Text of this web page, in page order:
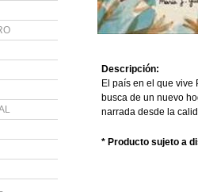
Descripción:
El país en el que vive
busca de un nuevo
narrada desde la
* Producto sujeto a